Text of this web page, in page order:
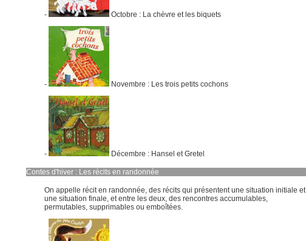
- Octobre : La chèvre et les biquets
- Novembre : Les trois petits cochons
- Décembre : Hansel et Gretel
Contes d'hiver : Les récits en randonnée
On appelle récit en randonnée, des récits qui présentent une situation initiale et
une situation finale, et entre les deux, des rencontres accumulables,
permutables, supprimables ou emboîtées.